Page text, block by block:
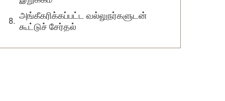
அங்கீகரிக்கப்பட்ட வல்லுநர்களுடன்
கூட்டுச் சேர்தல்